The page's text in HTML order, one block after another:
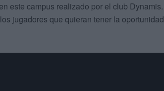
este campus realizado por el club Dynamis.
jugadores que quieran tener la oportunidad